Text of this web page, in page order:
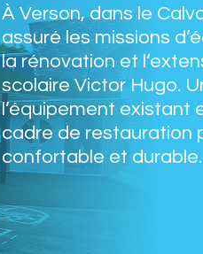
À Verson, dans le
assuré les missions
la rénovation et
scolaire Victor Hugo.
l’équipement existant
cadre de restauration
confortable et durable.